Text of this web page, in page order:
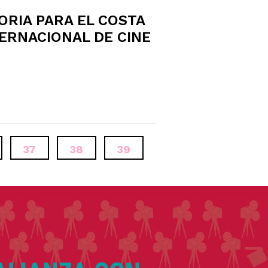
PARA EL COSTA
DE CINE
PÁGINA
37 PÁGINA
38 PÁGINA
39